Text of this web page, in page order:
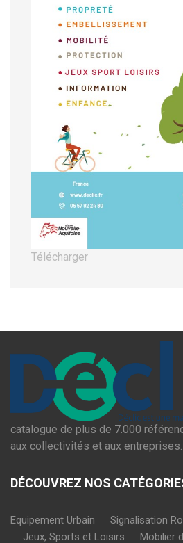
Télécharger
catalogue de plus de 7.000
aux collectivités et aux entreprises.
DÉCOUVREZ NOS
Equipement Urbain
Signalisation
Jeux, Sports et Loisirs
Mobilier